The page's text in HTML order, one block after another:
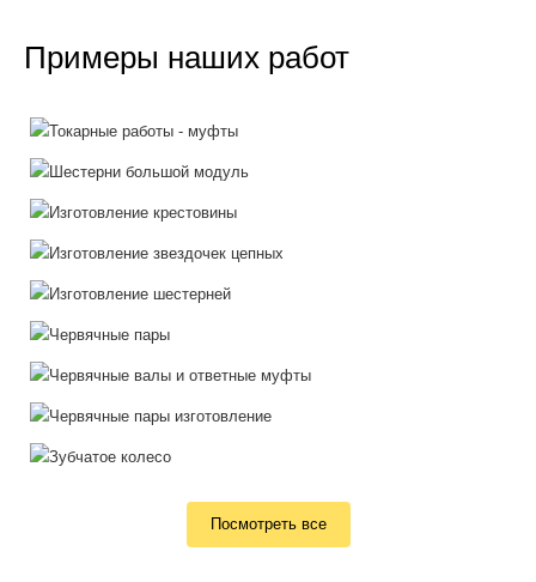
Примеры наших работ
Посмотреть все